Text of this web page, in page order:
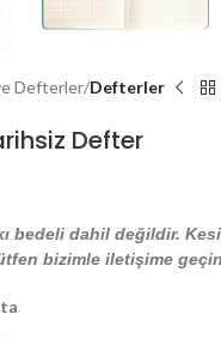
Defterler Defterler
Defter
bedeli dahil değildir.
bizimle iletişime